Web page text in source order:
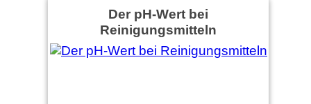
Der pH-Wert bei
Reinigungsmitteln